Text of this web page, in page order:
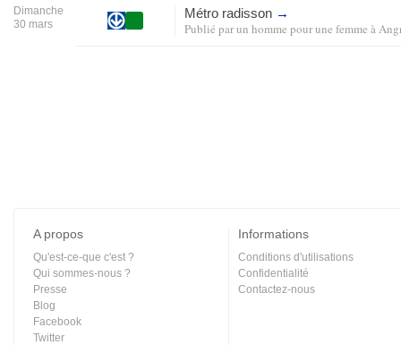
Dimanche
30 mars
Métro radisson →
Publié parun homme pour une femme à
A propos
Qu'est-ce-que c'est ?
Qui sommes-nous ?
Presse
Blog
Facebook
Twitter
Informations
Conditions d'utilisations
Confidentialité
Contactez-nous